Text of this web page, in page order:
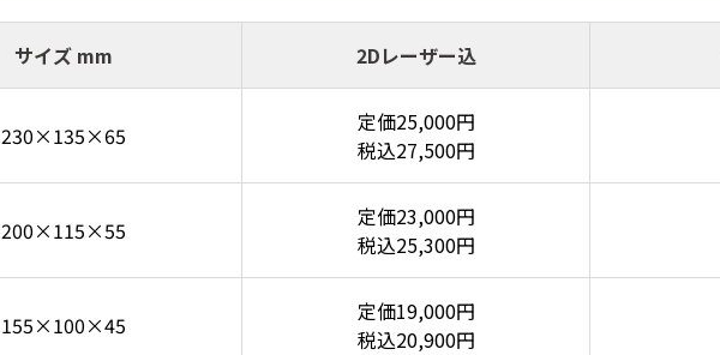
サイズ mm 2Dレーザー込
230×135×65
定価25,000円
税込27,500円
200×115×55
定価23,000円
税込25,300円
155×100×45
定価19,000円
税込20,900円